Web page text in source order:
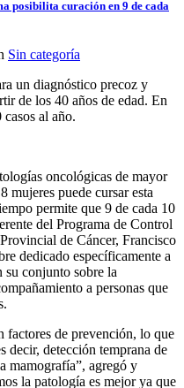
posibilita curación en 9 de cada
Sin categoría
un diagnóstico precoz y
de los 40 años de edad. En
al año.
oncológicas de mayor
mujeres puede cursar esta
permite que 9 de cada 10
del Programa de Control
de Cáncer, Francisco
dedicado específicamente a
su conjunto sobre la
a personas que
factores de prevención, lo que
decir, detección temprana de
mamografía”, agregó y
la patología es mejor ya que